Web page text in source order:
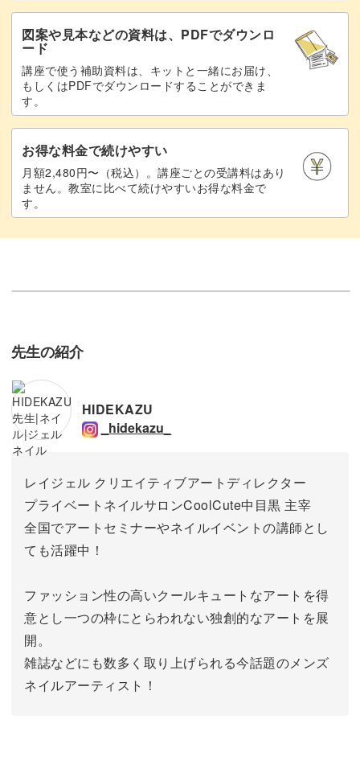
図案や見本などの資料は、PDFでダウンロ
ード
講座で使う補助資料は、キットと一緒にお届け、
もしくはPDFでダウンロードすることができま
す。
お得な料金で続けやすい
月額2,480円〜（税込）。講座ごとの受講料はあり
ません。教室に比べて続けやすいお得な料金で
す。
先生の紹介
HIDEKAZU
_hidekazu_
レイジェル クリエイティブアートディレクター
プライベートネイルサロンCoolCute中目黒 主宰
全国でアートセミナーやネイルイベントの講師とし
ても活躍中！
ファッション性の高いクールキュートなアートを得
意とし一つの枠にとらわれない独創的なアートを展
開。
雑誌などにも数多く取り上げられる今話題のメンズ
ネイルアーティスト！